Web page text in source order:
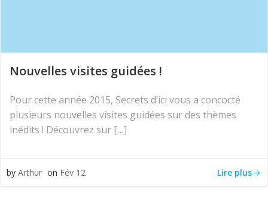
Nouvelles visites guidées !
Pour cette année 2015, Secrets d’ici vous a concocté
plusieurs nouvelles visites guidées sur des thèmes
inédits ! Découvrez sur […]
by Arthur on Fév 12 Lire plus